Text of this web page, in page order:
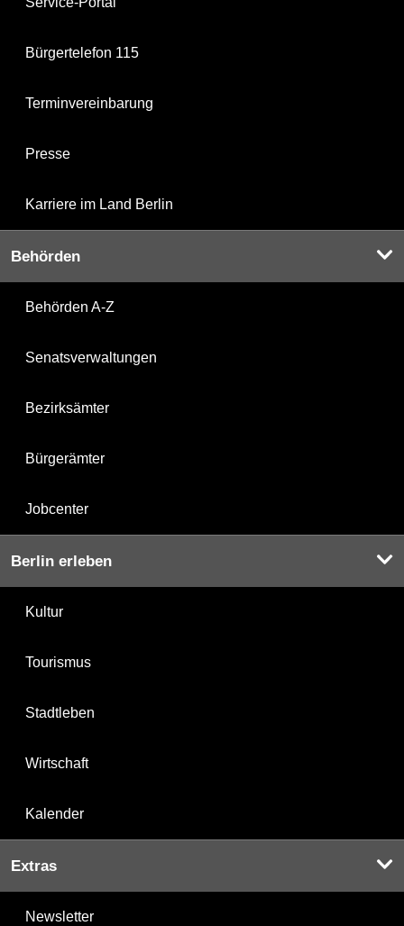
Bürgertelefon 115
Terminvereinbarung
Presse
Karriere im Land Berlin
Behörden
Behörden A-Z
Senatsverwaltungen
Bezirksämter
Bürgerämter
Jobcenter
Berlin erleben
Kultur
Tourismus
Stadtleben
Wirtschaft
Kalender
Extras
Newsletter